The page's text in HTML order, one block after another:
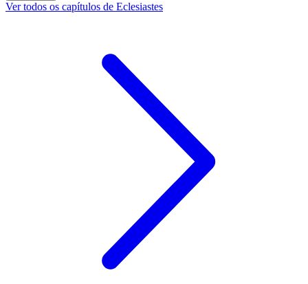
Ver todos os capítulos de Eclesiastes